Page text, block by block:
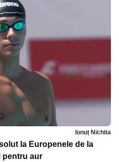
Ionuț Nichita
la Europenele de la
pentru aur